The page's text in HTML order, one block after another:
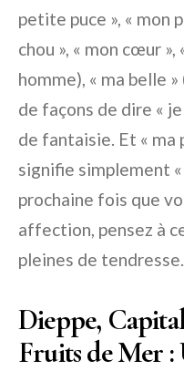
petite puce », « mon
chou », « mon cœur »,
homme), « ma belle
de façons de dire «
de fantaisie. Et « ma
signifie simplement «
prochaine fois que
affection, pensez à
pleines de tendresse.
Dieppe,
Fruits de Mer :